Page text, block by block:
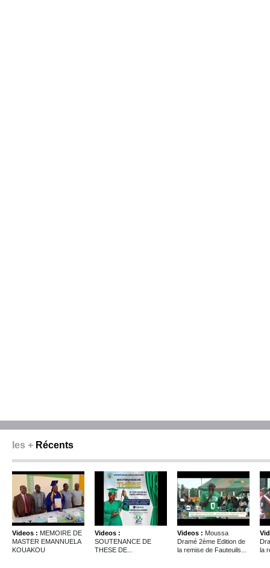
les + Récents
Videos : MEMOIRE DE
MASTER EMANNUELA
KOUAKOU
Videos :
SOUTENANCE DE
THESE DE...
Videos : Moussa
Dramé 2ème Edition de
la remise de Fauteuils...
la